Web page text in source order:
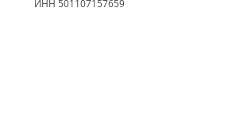
ИНН 501107157659